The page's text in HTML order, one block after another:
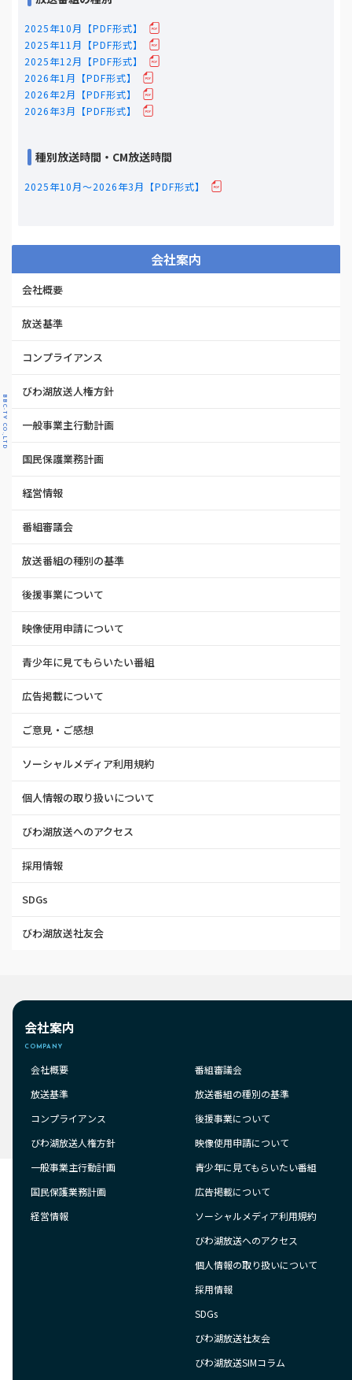
会社案内
会社概要
放送基準
コンプライアンス
びわ湖放送人権方針
一般事業主行動計画
国民保護業務計画
経営情報
番組審議会
放送番組の種別の基準
後援事業について
映像使用申請について
青少年に見てもらいたい番組
広告掲載について
ご意見・ご感想
ソーシャルメディア利用規約
個人情報の取り扱いについて
びわ湖放送へのアクセス
採用情報
SDGs
びわ湖放送社友会
2025年10月【PDF形式】
2025年11月【PDF形式】
2025年12月【PDF形式】
2026年1月【PDF形式】
2026年2月【PDF形式】
2026年3月【PDF形式】
種別放送時間・CM放送時間
2025年10月～2026年3月【PDF形式】
BBC-TV CO.,LTD
会社案内
COMPANY
会社概要
放送基準
コンプライアンス
びわ湖放送人権方針
一般事業主行動計画
国民保護業務計画
経営情報
番組審議会
放送番組の種別の基準
後援事業について
映像使用申請について
青少年に見てもらいたい番組
広告掲載について
ソーシャルメディア利用規約
びわ湖放送へのアクセス
個人情報の取り扱いについて
採用情報
SDGs
びわ湖放送社友会
びわ湖放送SIMコラム